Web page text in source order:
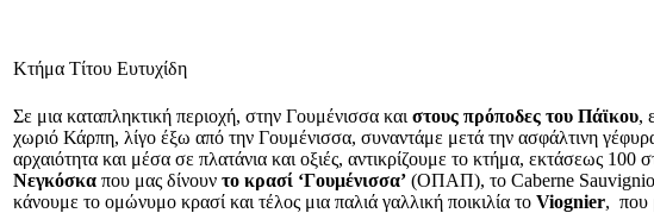
Κτήμα Τίτου Ευτυχίδη
Σε μια καταπληκτική περιοχή, στην Γουμένισσα και στους πρόποδες του Πάϊκου,
χωριό Κάρπη, λίγο έξω από την Γουμένισσα, συναντάμε μετά την ασφάλτινη
αρχαιότητα και μέσα σε πλατάνια και οξιές, αντικρίζουμε το κτήμα, εκτάσεως
Νεγκόσκα που μας δίνουν το κρασί ‘Γουμένισσα’ (ΟΠΑΠ), το Caberne Sauvignion
κάνουμε το ομώνυμο κρασί και τέλος μια παλιά γαλλική ποικιλία το Viognier, που